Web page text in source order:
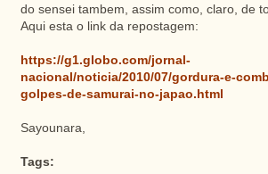
do sensei tambem, assim como, claro, de
Aqui esta o link da repostagem:
https://g1.globo.com/jornal-
nacional/noticia/2010/07/gordura-e-
golpes-de-samurai-no-japao.html
Sayounara,
Tags: